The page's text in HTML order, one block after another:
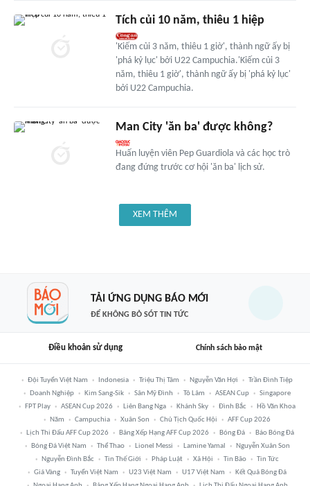
Tích củi 10 năm, thiêu 1 hiệp
'Kiếm củi 3 năm, thiêu 1 giờ', thành ngữ ấy bị
'phá kỷ lục' bởi U22 Campuchia.'Kiếm củi 3
năm, thiêu 1 giờ', thành ngữ ấy bị 'phá kỷ lục'
bởi U22 Campuchia.
Man City 'ăn ba' được không?
Huấn luyện viên Pep Guardiola và các học trò
đang đứng trước cơ hội 'ăn ba' lịch sử.
XEM THÊM
TẢI ỨNG DỤNG BÁO MỚI
ĐỂ KHÔNG BỎ SÓT TIN TỨC
Điều khoản sử dụng Chính sách bảo mật
Đội Tuyển Việt Nam Indonesia Triệu Thị Tâm Nguyễn Văn Hợi
Trần Đình Tiệp
Doanh Nghiệp
Kim Sang-Sik Sân Mỹ Đình Tô Lâm ASEAN Cup
Singapore
FPT Play
ASEAN Cup 2026 Liên Bang Nga Khánh Sky Đình Bắc
Hồ Văn Khoa
Năm
Campuchia Xuân Son Chủ Tịch Quốc Hội
AFF Cup 2026
Lịch Thi Đấu AFF Cup 2026
Bảng Xếp Hạng AFF Cup 2026 Bóng Đá
Báo Bóng Đá
Bóng Đá Việt Nam
Thể Thao Lionel Messi Lamine Yamal
Nguyễn Xuân Son
Nguyễn Đình Bắc
Tin Thế Giới Pháp Luật Xã Hội Tin Bão
Tin Tức
Giá Vàng
Tuyển Việt Nam U23 Việt Nam U17 Việt Nam
Kết Quả Bóng Đá